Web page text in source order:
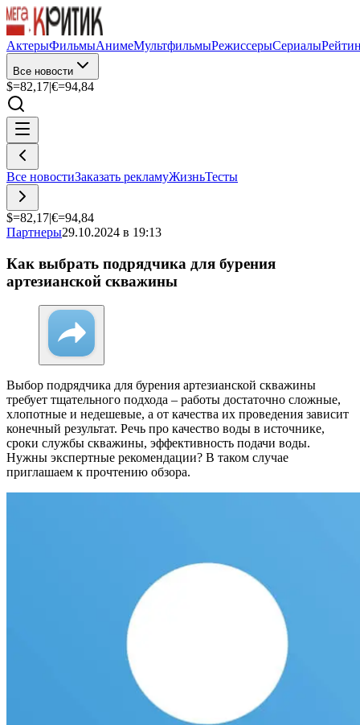
АктерыФильмыАнимеМультфильмыРежиссерыСериалы
Все новости
$=82,17|€=94,84
Все новостиЗаказать рекламуЖизньТесты
$=82,17|€=94,84
Партнеры29.10.2024 в 19:13
Как выбрать подрядчика для бурения
артезианской скважины
Выбор подрядчика для бурения артезианской скважины
требует тщательного подхода – работы достаточно сложные,
хлопотные и недешевые, а от качества их проведения зависит
конечный результат. Речь про качество воды в источнике,
сроки службы скважины, эффективность подачи воды.
Нужны экспертные рекомендации? В таком случае
приглашаем к прочтению обзора.